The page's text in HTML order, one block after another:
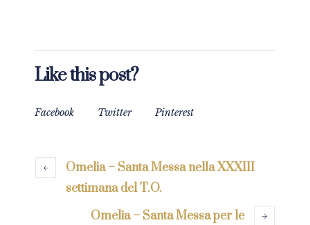
Like this post?
Facebook Twitter Pinterest
Omelia – Santa Messa nella XXXIII
settimana del T.O.
Omelia – Santa Messa per le